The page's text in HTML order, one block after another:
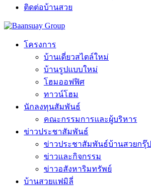
ติดต่อบ้านสวย
โครงการ
บ้านเดี่ยวสไตล์ใหม่
บ้านรูปแบบใหม่
โฮมออฟฟิศ
ทาวน์โฮม
นักลงทุนสัมพันธ์
คณะกรรมการและผู้บริหาร
ข่าวประชาสัมพันธ์
ข่าวประชาสัมพันธ์บ้านสวยกรุ๊ป
ข่าวและกิจกรรม
ข่าวอสังหาริมทรัพย์
บ้านสวยแฟมิลี่